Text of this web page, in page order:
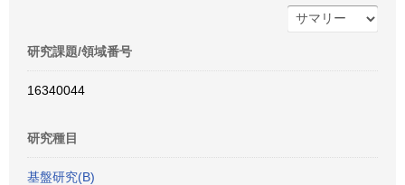
研究課題/領域番号
16340044
研究種目
基盤研究(B)